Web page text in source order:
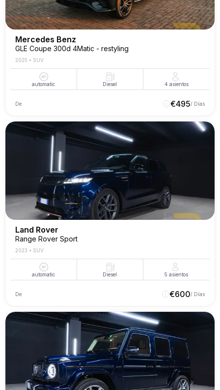
Mercedes Benz
GLE Coupe 300d 4Matic - restyling
2025 • SUV
automatic Diesel 4 asientos
De €495/ Días
Land Rover
Range Rover Sport
2023 • SUV
automatic Diesel 5 asientos
De €600/ Días